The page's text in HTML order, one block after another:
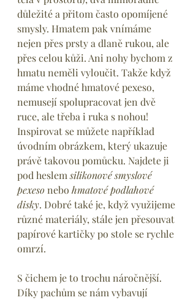
důležité a přitom často opomíjené
smysly. Hmatem pak vnímáme
nejen přes prsty a dlaně rukou, ale
přes celou kůži. Ani nohy bychom z
hmatu neměli vyloučit. Takže když
máme vhodné hmatové pexeso,
nemusejí spolupracovat jen dvě
ruce, ale třeba i ruka s nohou!
Inspirovat se můžete například
úvodním obrázkem, který ukazuje
právě takovou pomůcku. Najdete ji
pod heslem silikonové smyslové
pexeso nebo hmatové podlahové
disky. Dobré také je, když využijeme
různé materiály, stále jen přesouvat
papírové kartičky po stole se rychle
omrzí.
S čichem je to trochu náročnější.
Díky pachům se nám vybavují